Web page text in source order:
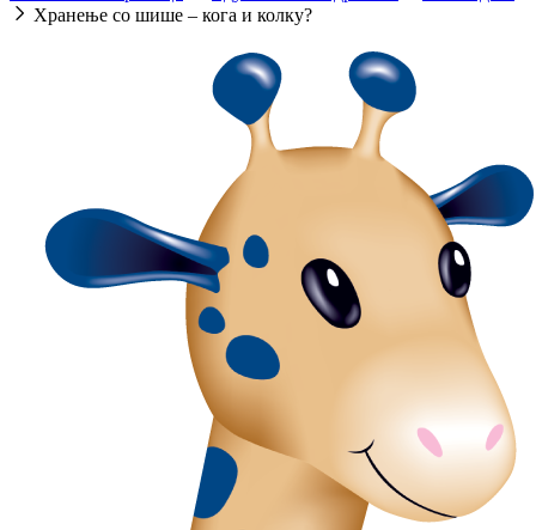
Хранење со шише – кога и колку?